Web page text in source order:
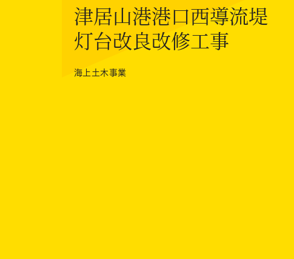
津居山港港口西導流堤
灯台改良改修工事
海上土木事業